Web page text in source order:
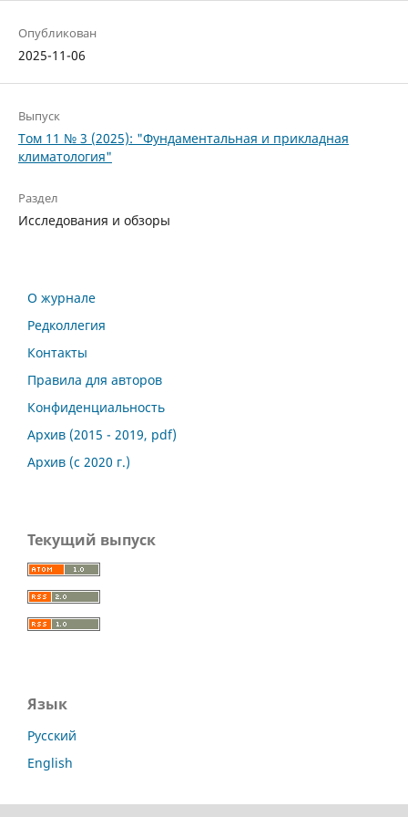
Опубликован
2025-11-06
Выпуск
Том 11 № 3 (2025): "Фундаментальная и прикладная
климатология"
Раздел
Исследования и обзоры
О журнале
Редколлегия
Контакты
Правила для авторов
Конфиденциальность
Архив (2015 - 2019, pdf)
Архив (с 2020 г.)
Текущий выпуск
Язык
Русский
English